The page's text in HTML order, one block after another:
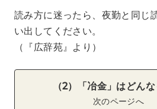
読み方に迷ったら、夜勤と同じ
い出してください。
（『広辞苑』より）
（2）「冶金」はどんな
次のページへ